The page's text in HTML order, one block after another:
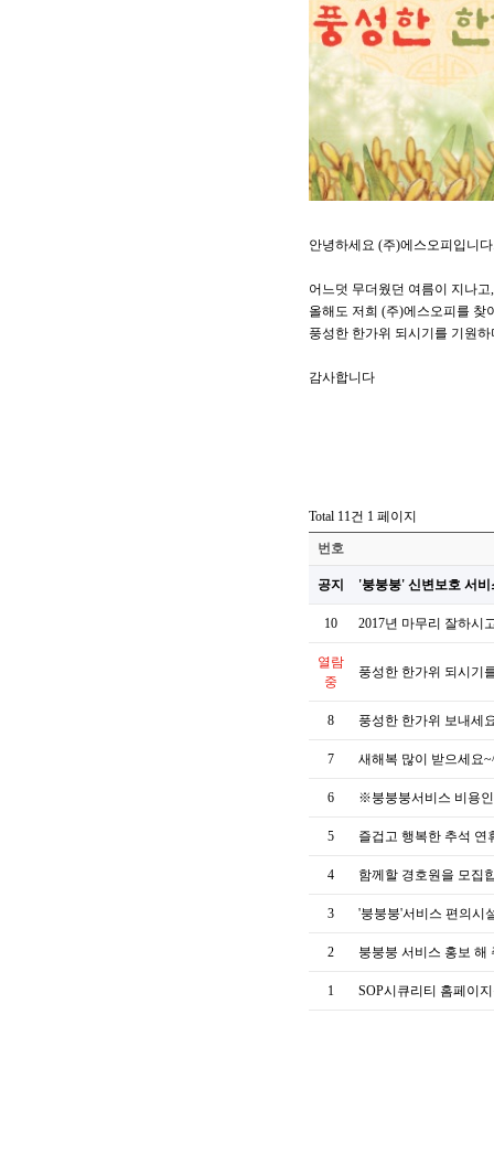
안녕하세요 (주)에스오피입니
어느덧 무더웠던 여름이 지나
올해도 저희 (주)에스오피를 찾
풍성한 한가위 되시기를 기원
감사합니다
Total 11건 1 페이지
번호
공지 '붕붕붕' 신변보호 서
10 2017년 마무리 잘하시
열람
중
풍성한 한가위 되시기
8 풍성한 한가위 보내세
7 새해복 많이 받으세요
6 ※붕붕붕서비스 비용
5 즐겁고 행복한 추석
4 함께할 경호원을 모집
3 '붕붕붕'서비스 편의시
2 붕붕붕 서비스 홍보
1 SOP시큐리티 홈페이